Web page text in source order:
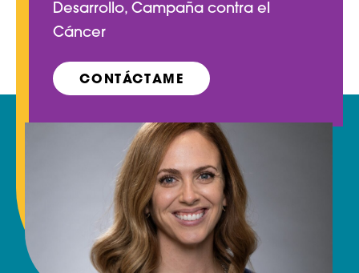
Desarrollo, Campaña contra el
Cáncer
CONTÁCTAME